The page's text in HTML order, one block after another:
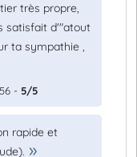
très propre,
satisfait d'"atout
ta sympathie ,
- 5/5
rapide et